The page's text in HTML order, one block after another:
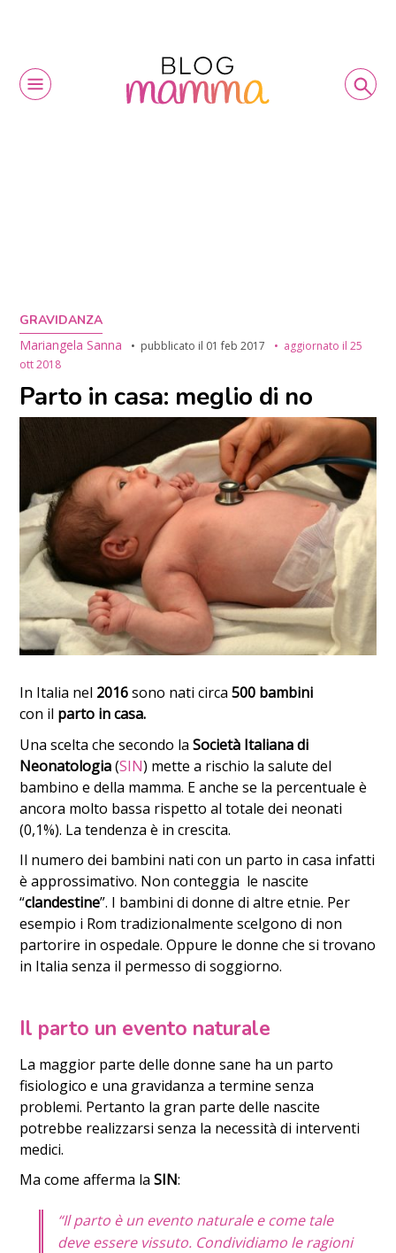
GRAVIDANZA
Mariangela Sanna
pubblicato il 01 feb 2017 aggiornato il25
ott 2018
Parto in casa: meglio di no
In Italia nel 2016sono nati circa500 bambini
con il parto in casa.
Una scelta che secondo laSocietà Italiana di
Neonatologia(SIN) mette a rischio la salute del
bambino e della mamma. E anche se la percentuale è
ancora molto bassa rispetto al totale dei neonati
(0,1%). La tendenza è in crescita.
Il numero dei bambini nati con un parto in casa infatti
è approssimativo. Non conteggia le nascite
“clandestine”. I bambini di donne di altre etnie. Per
esempio i Rom tradizionalmente scelgono di non
partorire in ospedale. Oppure le donne che si trovano
in Italia senza il permesso di soggiorno.
Il parto un evento naturale
La maggior parte delle donne sane ha un parto
fisiologico e una gravidanza a termine senza
problemi. Pertanto la gran parte delle nascite
potrebbe realizzarsi senza la necessità di interventi
medici.
Ma come afferma laSIN:
“Il parto è un evento naturale e come tale
deve essere vissuto. Condividiamo le ragioni